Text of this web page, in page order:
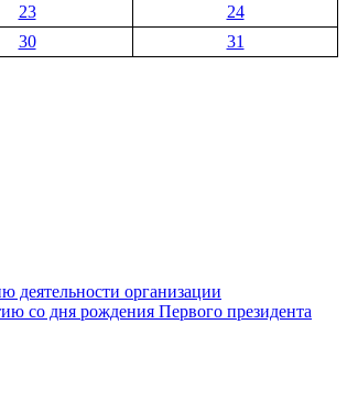
23
24
30
31
организации
со дня рождения Первого президента